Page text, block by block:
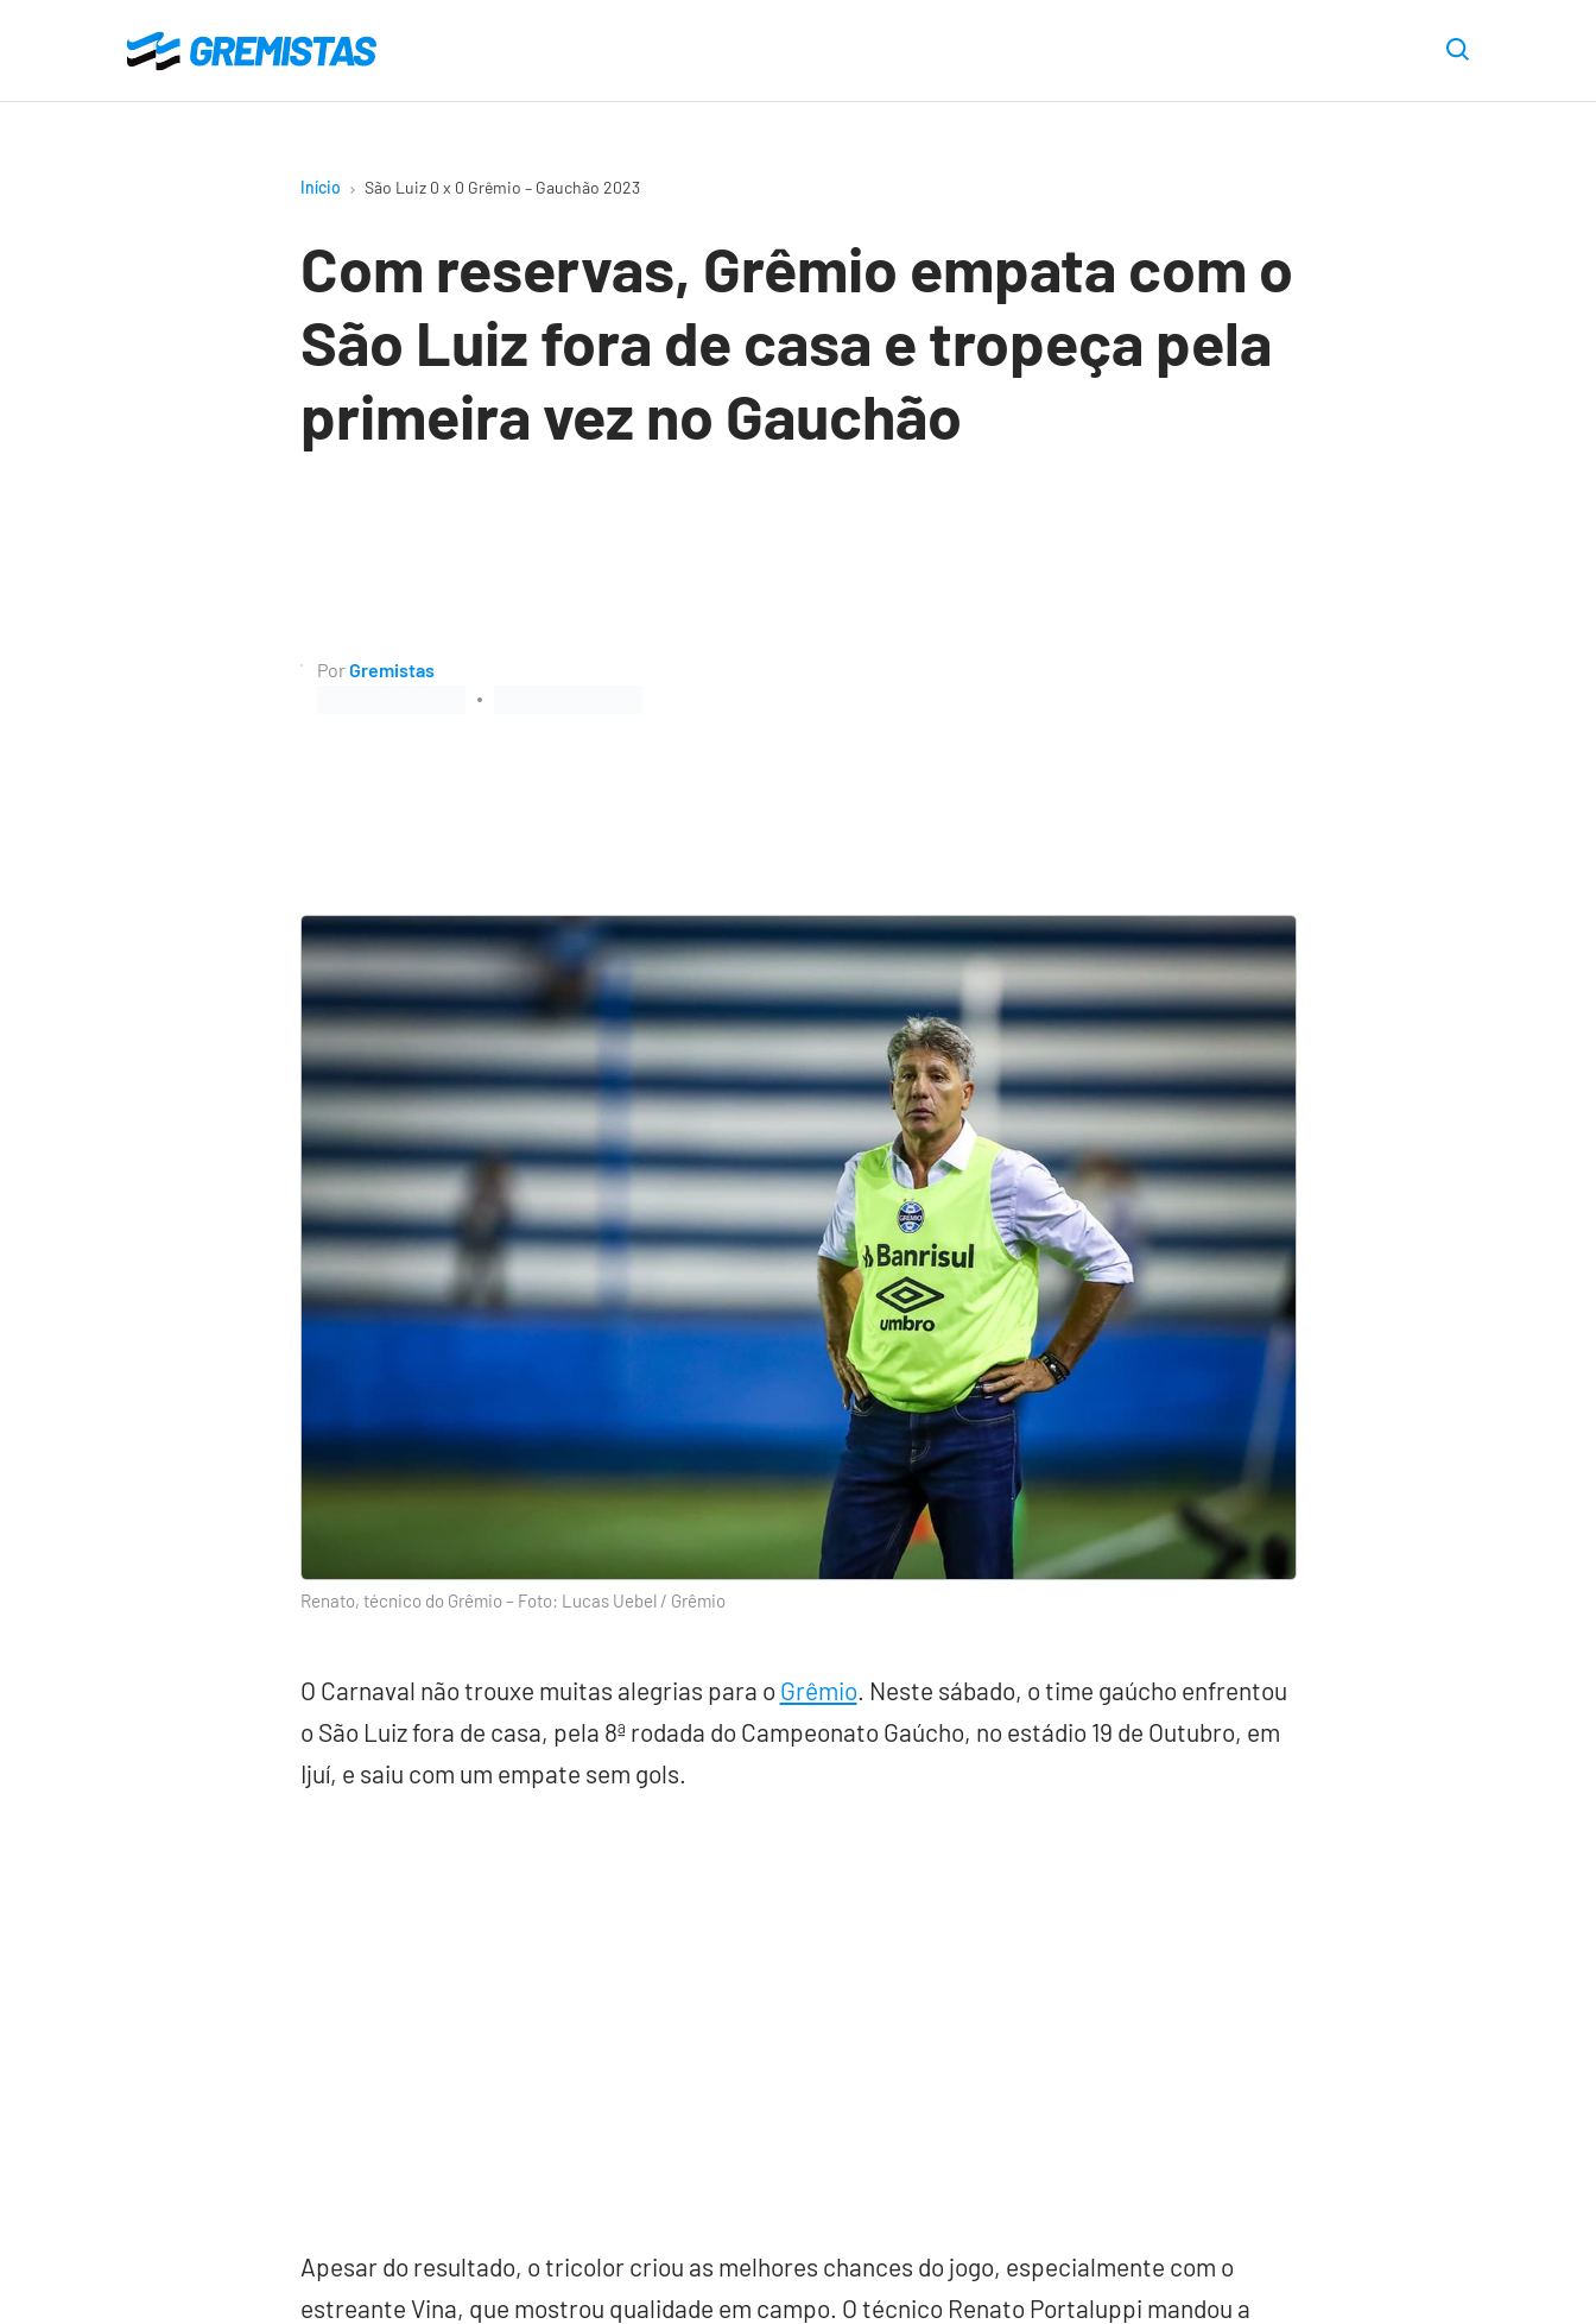
o
Gremistas
Início São Luiz 0 x 0 Grêmio – Gauchão 2023
Com reservas, Grêmio empata com o
São Luiz fora de casa e tropeça pela
primeira vez no Gauchão
PorGremistas
Renato, técnico do Grêmio – Foto: Lucas Uebel / Grêmio
O Carnaval não trouxe muitas alegrias para o Grêmio. Neste sábado, o time gaúcho enfrentou
o São Luiz fora de casa, pela 8ª rodada do Campeonato Gaúcho, no estádio 19 de Outubro, em
Ijuí, e saiu com um empate sem gols.
Apesar do resultado, o tricolor criou as melhores chances do jogo, especialmente com o
estreante Vina, que mostrou qualidade em campo. O técnico Renato Portaluppi mandou a